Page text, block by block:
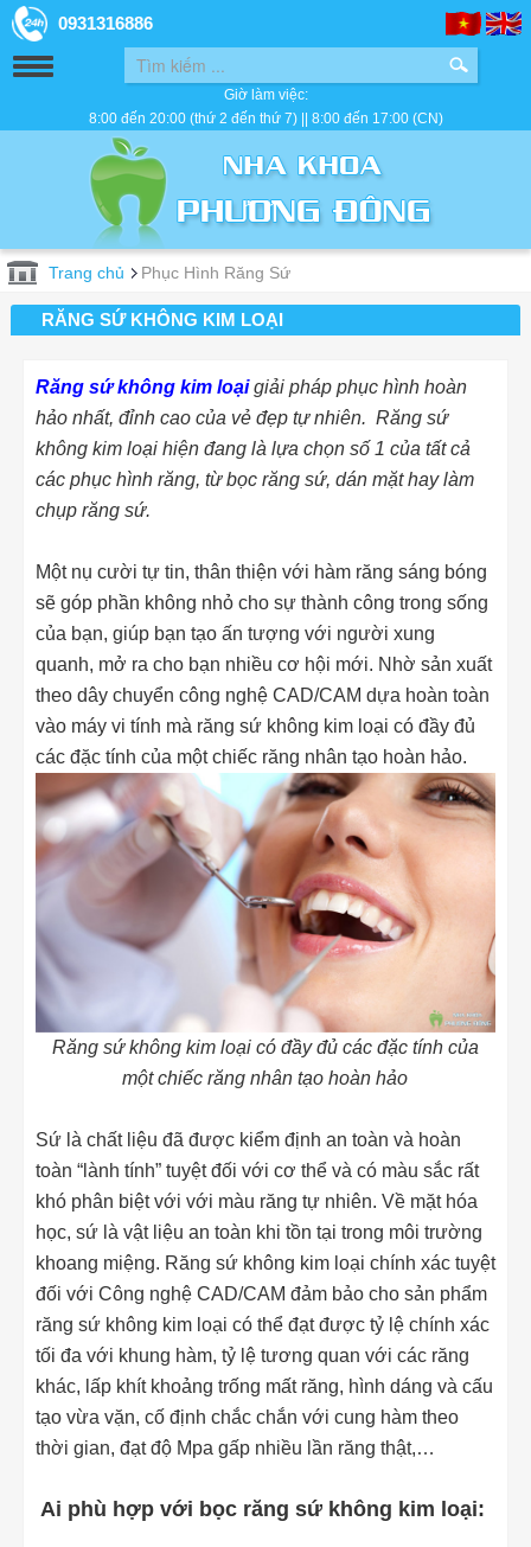
0931316886
Giờ làm việc:
8:00 đến 20:00 (thứ 2 đến thứ 7) || 8:00 đến 17:00 (CN)
Trang chủ Phục Hình Răng Sứ
RĂNG SỨ KHÔNG KIM LOẠI
Răng sứ không kim loạigiải pháp phục hình hoàn
hảo nhất, đỉnh cao của vẻ đẹp tự nhiên. Răng sứ
không kim loại hiện đang là lựa chọn số 1 của tất cả
các phục hình răng, từ bọc răng sứ, dán mặt hay làm
chụp răng sứ.
Một nụ cười tự tin, thân thiện với hàm răng sáng bóng
sẽ góp phần không nhỏ cho sự thành công trong sống
của bạn, giúp bạn tạo ấn tượng với người xung
quanh, mở ra cho bạn nhiều cơ hội mới. Nhờ sản xuất
theo dây chuyển công nghệ CAD/CAM dựa hoàn toàn
vào máy vi tính mà răng sứ không kim loại có đầy đủ
các đặc tính của một chiếc răng nhân tạo hoàn hảo.
Răng sứ không kim loại có đầy đủ các đặc tính của
một chiếc răng nhân tạo hoàn hảo
Sứ là chất liệu đã được kiểm định an toàn và hoàn
toàn “lành tính” tuyệt đối với cơ thể và có màu sắc rất
khó phân biệt với với màu răng tự nhiên. Về mặt hóa
học, sứ là vật liệu an toàn khi tồn tại trong môi trường
khoang miệng. Răng sứ không kim loại chính xác tuyệt
đối với Công nghệ CAD/CAM đảm bảo cho sản phẩm
răng sứ không kim loại có thể đạt được tỷ lệ chính xác
tối đa với khung hàm, tỷ lệ tương quan với các răng
khác, lấp khít khoảng trống mất răng, hình dáng và cấu
tạo vừa vặn, cố định chắc chắn với cung hàm theo
thời gian, đạt độ Mpa gấp nhiều lần răng thật,…
Ai phù hợp với bọc răng sứ không kim loại: